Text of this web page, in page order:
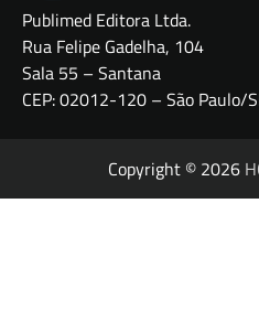
Publimed Editora Ltda.
Rua Felipe Gadelha, 104
Sala 55 – Santana
CEP: 02012-120 – São Paulo/
Copyright © 2026